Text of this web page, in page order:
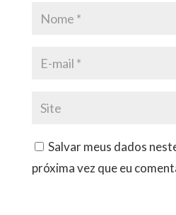
Salvar meus dados
próxima vez que eu